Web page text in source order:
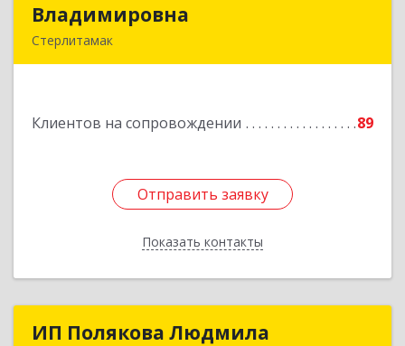
Владимировна
Стерлитамак
Клиентов на сопровождении 89
Отправить заявку
Показать контакты
Отправить заявку
Назад
ИП Полякова Людмила
ИП Полякова Людмила